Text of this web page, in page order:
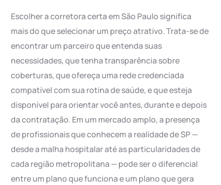
Escolher a corretora certa em São Paulo significa
mais do que selecionar um preço atrativo. Trata-se de
encontrar um parceiro que entenda suas
necessidades, que tenha transparência sobre
coberturas, que ofereça uma rede credenciada
compatível com sua rotina de saúde, e que esteja
disponível para orientar você antes, durante e depois
da contratação. Em um mercado amplo, a presença
de profissionais que conhecem a realidade de SP —
desde a malha hospitalar até as particularidades de
cada região metropolitana — pode ser o diferencial
entre um plano que funciona e um plano que gera